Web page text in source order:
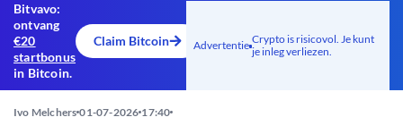
Bitvavo:
ontvang
€20
startbonus
in Bitcoin.
Claim Bitcoin Advertentie Crypto is risicovol. Je kunt
je inleg verliezen.
Ivo Melchers 01-07-2026 17:40